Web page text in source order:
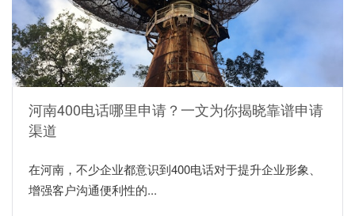
河南400电话哪里申请？一文为你揭晓靠谱申请
渠道
在河南，不少企业都意识到400电话对于提升企业形象、
增强客户沟通便利性的...